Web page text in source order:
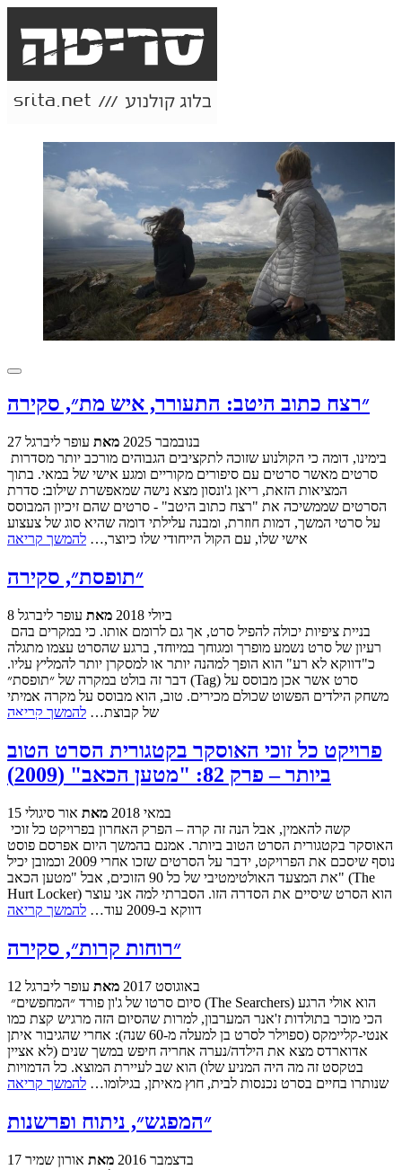
״רצח כתוב היטב: התעורר, איש מת״, סקירה
27 בנובמבר 2025 מאת עופר ליברגל
סרטים מאשר סרטים עם סיפורים מקוריים ומגע אישי של במאי. בתוך
המציאות הזאת, ריאן ג'ונסון מצא נישה שמאפשרת שילוב: סדרת
הסרטים שממשיכה את "רצח כתוב היטב" - סרטים שהם זיכיון המבוסס
על סרטי המשך, דמות חוזרת, ומבנה עלילתי דומה שהיא סוג של צעצוע
אישי שלו, עם הקול הייחודי שלו כיוצר,… להמשך קריאה
״תופסת״, סקירה
8 ביולי 2018 מאת עופר ליברגל
רעיון של סרט נשמע מופרך ומגוחך במיוחד, ברגע שהסרט עצמו מתגלה
כ"דווקא לא רע" הוא הופך למהנה יותר או למסקרן יותר להמליץ עליו.
דבר זה בולט במקרה של ״תופסת״ (Tag) סרט אשר אכן מבוסס על
משחק הילדים הפשוט שכולם מכירים. טוב, הוא מבוסס על מקרה אמיתי
של קבוצת… להמשך קריאה
פרויקט כל זוכי האוסקר בקטגורית הסרט הטוב
ביותר – פרק 82: "מטען הכאב" (2009)
15 במאי 2018 מאת אור סיגולי
האוסקר בקטגורית הסרט הטוב ביותר. אמנם בהמשך היום אפרסם פוסט
נוסף שיסכם את הפרויקט, ידבר על הסרטים שזכו אחרי 2009 וכמובן יכיל
את המצעד האולטימטיבי של כל 90 הזוכים, אבל "מטען הכאב" (The
Hurt Locker) הוא הסרט שיסיים את הסדרה הזו. הסברתי למה אני עוצר
דווקא ב-2009 עוד…
להמשך קריאה
״רוחות קרות״, סקירה
12 באוגוסט 2017 מאת עופר ליברגל
הכי מוכר בתולדות ז'אנר המערבון, למרות שהסיום הזה מרגיש קצת כמו
אנטי-קליימקס (ספוילר לסרט בן למעלה מ-60 שנה): אחרי שהגיבור איתן
אדוארדס מצא את הילדה/נערה אחריה חיפש במשך שנים (לא אציין
בטקסט זה מה היה המניע שלו) הוא שב לעיירת המוצא. כל הדמויות
שנותרו בחיים בסרט נכנסות לבית, חוץ מאיתן, בגילומו… להמשך קריאה
״המפגש״, ניתוח ופרשנות
17 בדצמבר 2016 מאת אורון שמיר